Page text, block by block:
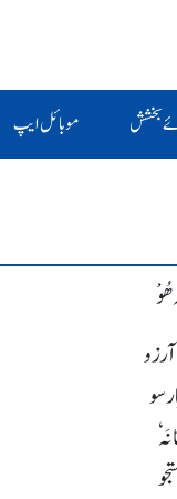
بخشش موبائل ایپ
ھُوْ
سو